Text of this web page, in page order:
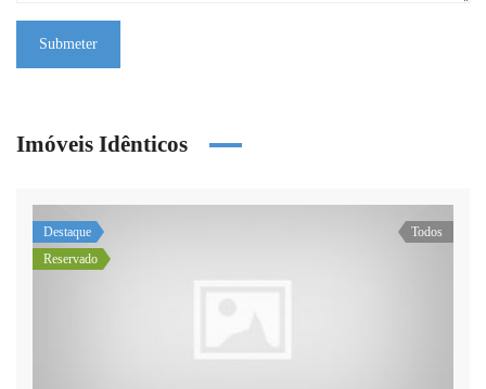
Submeter
Imóveis Idênticos
Destaque
Reservado
Todos